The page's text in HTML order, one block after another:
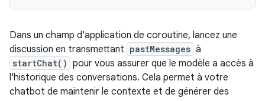
Dans un champ d'application de coroutine, lancez une
discussion en transmettant pastMessages à
startChat() pour vous assurer que le modèle a accès à
l'historique des conversations. Cela permet à votre
chatbot de maintenir le contexte et de générer des